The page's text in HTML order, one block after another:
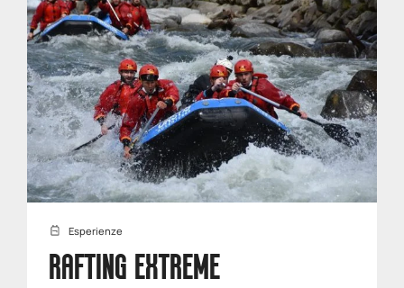
Esperienze
RAFTING EXTREME